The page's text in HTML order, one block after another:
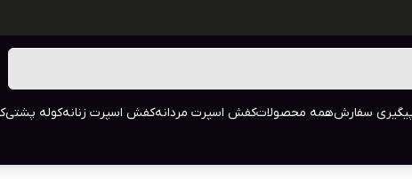
سفارشهمه محصولاتکفش اسپرت مردانهکفش اسپرت زنانهکوله پشتی